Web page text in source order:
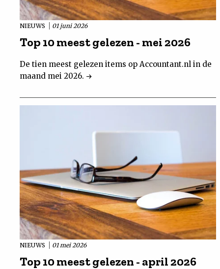
NIEUWS 01 juni 2026
Top 10 meest gelezen - mei 2026
De tien meest gelezen items op Accountant.nl in de
maand mei 2026.
NIEUWS 01 mei 2026
Top 10 meest gelezen - april 2026